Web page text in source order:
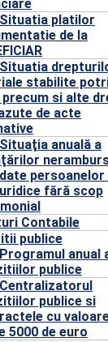
Situatia platilor
de la
Situatia
stabilite
precum si alte
de acte
Situaţia anuală a
fără scop
Contabile
publice
Programul anual
publice
Centralizatorul
publice si
cu
5000 de euro